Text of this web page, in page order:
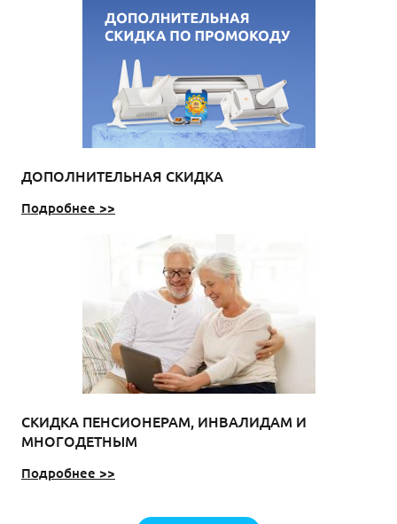
ДОПОЛНИТЕЛЬНАЯ СКИДКА
Подробнее >>
СКИДКА ПЕНСИОНЕРАМ, ИНВАЛИДАМ И
МНОГОДЕТНЫМ
Подробнее >>